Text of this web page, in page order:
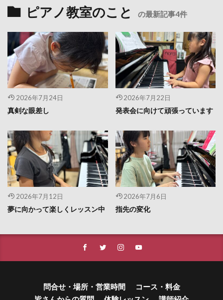
ピアノ教室のこと の最新記事4件
2026年7月24日
真剣な眼差し
2026年7月22日
発表会に向けて頑張っています
2026年7月12日
夢に向かって楽しくレッスン中
2026年7月6日
指先の変化
問合せ・場所・営業時間
コース・料金